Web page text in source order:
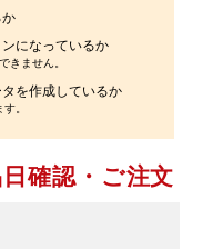
になっているか
きません。
を作成しているか
。
確認・ご注文